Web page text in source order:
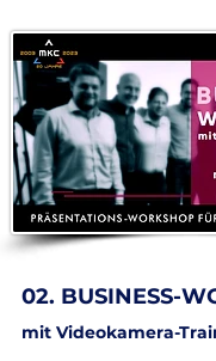
02. BUSINESS-
mit Videokamera-